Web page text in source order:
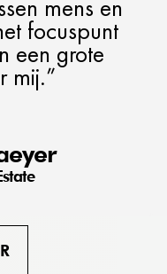
mens en
focuspunt
een grote
mij.”